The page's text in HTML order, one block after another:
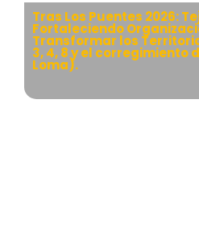
Tras Los Puentes 2026:
Fortaleciendo
Transformar los
3, 4, 8 y el corregimiento
Loma).